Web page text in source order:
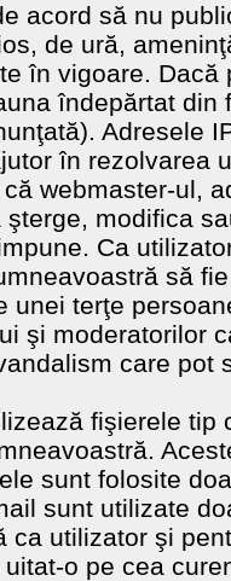
acord să nu
de ură,
în vigoare.
îndepărtat
Adresele
în rezolvarea
webmaster-ul,
şterge, modifica
Ca
să
unei terţe
şi moderatorilor
care pot
fişierele tip
sunt folosite
sunt utilizate
ca utilizator şi
o pe cea